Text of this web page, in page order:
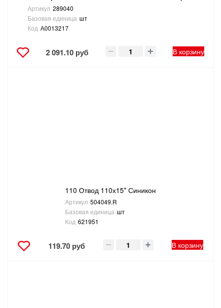
Артикул 289040
Базовая единица шт
Код А0013217
2 091.10 руб В корзину
110 Отвод 110х15* Синикон
Артикул 504049.R
Базовая единица шт
Код 621951
119.70 руб В корзину